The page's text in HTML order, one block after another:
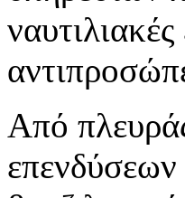
Από
επενδύσεων